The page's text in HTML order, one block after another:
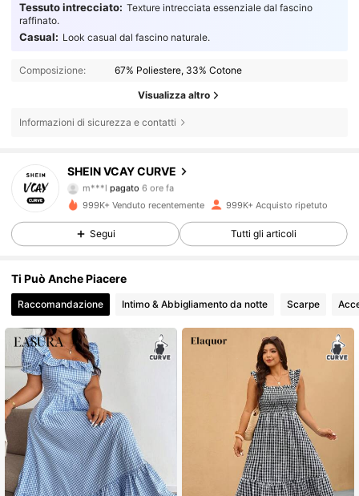
Tessuto intrecciato: Texture intrecciata essenziale dal fascino
raffinato.
Casual: Look casual dal fascino naturale.
Composizione: 67% Poliestere, 33% Cotone
Visualizza altro
Informazioni di sicurezza e contatti
SHEIN VCAY CURVE
4.84
190K Follower
m***l pagato 6 ore fa
T***esegue 30 minuti fa
190K Follower
4.84 190K Follower
4.84 190K Follower
4.84
4.84 190K Follower
999K+ Venduto recentemente 999K+ Acquisto ripetuto
Segui Tutti gli articoli
Ti Può Anche Piacere
Raccomandazione Intimo & Abbigliamento da notte Scarpe